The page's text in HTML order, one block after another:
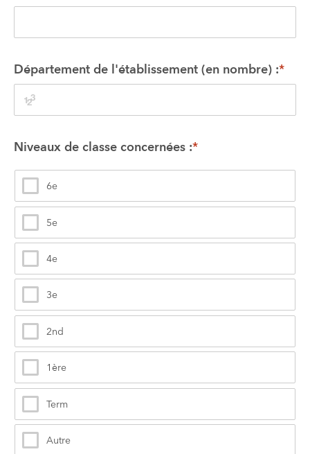
Département de l'établissement (en nombre) :*
Niveaux de classe concernées :*
6e
5e
4e
3e
2nd
1ère
Term
Autre